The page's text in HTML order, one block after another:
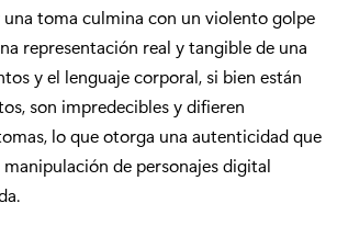
una toma culmina con un violento golpe
representación real y tangible de una
y el lenguaje corporal, si bien están
son impredecibles y difieren
lo que otorga una autenticidad que
manipulación de personajes digital